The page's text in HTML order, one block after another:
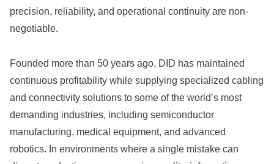
precision, reliability, and operational continuity are non-
negotiable.
Founded more than 50 years ago, DID has maintained
continuous profitability while supplying specialized cabling
and connectivity solutions to some of the world’s most
demanding industries, including semiconductor
manufacturing, medical equipment, and advanced
robotics. In environments where a single mistake can